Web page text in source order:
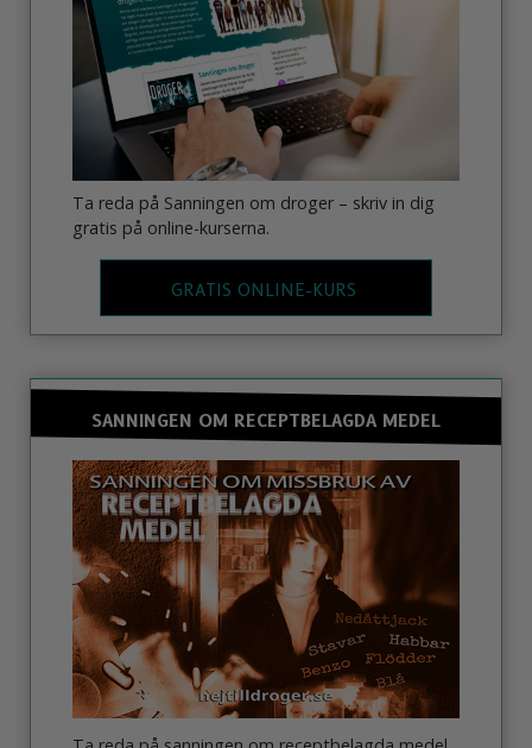
Ta reda på Sanningen om droger – skriv in dig
gratis på online-kurserna.
GRATIS ONLINE-KURS
SANNINGEN OM RECEPTBELAGDA MEDEL